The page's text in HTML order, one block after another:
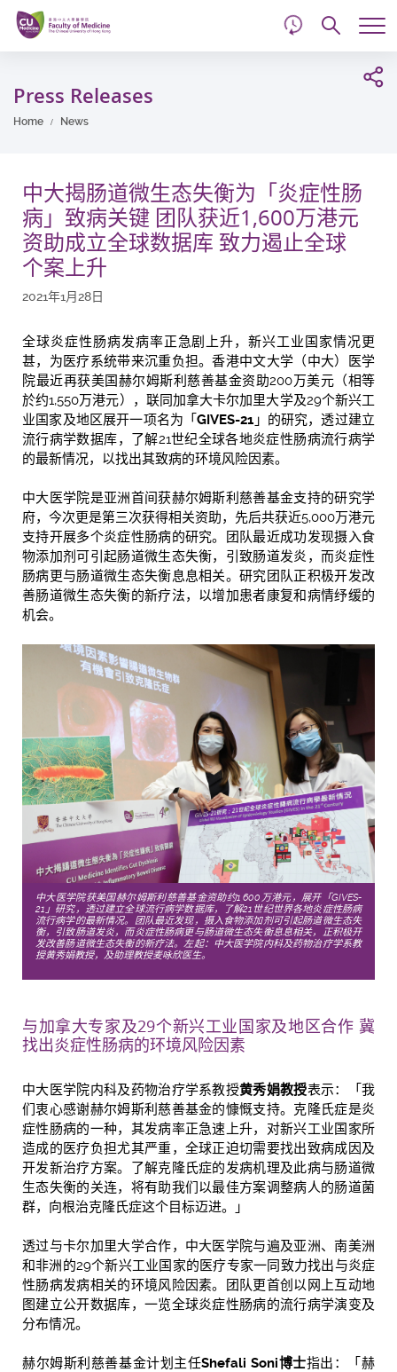
Skip
main
content
Press Releases
Home News
中大揭肠道微生态失衡为「炎症性肠
病」致病关键 团队获近1,600万港元
资助成立全球数据库 致力遏止全球
个案上升
2021年1月28日
全球炎症性肠病发病率正急剧上升，新兴工业国家情况更
甚，为医疗系统带来沉重负担。香港中文大学（中大）医学
院最近再获美国赫尔姆斯利慈善基金资助200万美元（相等
於约1,550万港元），联同加拿大卡尔加里大学及29个新兴工
业国家及地区展开一项名为「GIVES-21 」的研究，透过建立
流行病学数据库，了解21世纪全球各地炎症性肠病流行病学
的最新情况，以找出其致病的环境风险因素。
中大医学院是亚洲首间获赫尔姆斯利慈善基金支持的研究学
府，今次更是第三次获得相关资助，先后共获近5,000万港元
支持开展多个炎症性肠病的研究。团队最近成功发现摄入食
物添加剂可引起肠道微生态失衡，引致肠道发炎，而炎症性
肠病更与肠道微生态失衡息息相关。研究团队正积极开发改
善肠道微生态失衡的新疗法，以增加患者康复和病情纾缓的
机会。
中大医学院获美国赫尔姆斯利慈善基金资助约1,600万港元，展开「GIVES-
21」研究，透过建立全球流行病学数据库，了解21世纪世界各地炎症性肠病
流行病学的最新情况。团队最近发现，摄入食物添加剂可引起肠道微生态失
衡，引致肠道发炎，而炎症性肠病更与肠道微生态失衡息息相关，正积极开
发改善肠道微生态失衡的新疗法。左起：中大医学院内科及药物治疗学系教
授黄秀娟教授，及助理教授麦咏欣医生。
与加拿大专家及29个新兴工业国家及地区合作 冀
找出炎症性肠病的环境风险因素
中大医学院内科及药物治疗学系教授黄秀娟教授表示：「我
们衷心感谢赫尔姆斯利慈善基金的慷慨支持。克隆氏症是炎
症性肠病的一种，其发病率正急速上升，对新兴工业国家所
造成的医疗负担尤其严重，全球正迫切需要找出致病成因及
开发新治疗方案。了解克隆氏症的发病机理及此病与肠道微
生态失衡的关连，将有助我们以最佳方案调整病人的肠道菌
群，向根治克隆氏症这个目标迈进。」
透过与卡尔加里大学合作，中大医学院与遍及亚洲、南美洲
和非洲的29个新兴工业国家的医疗专家一同致力找出与炎症
性肠病发病相关的环境风险因素。团队更首创以网上互动地
图建立公开数据库，一览全球炎症性肠病的流行病学演变及
分布情况。
赫尔姆斯利慈善基金计划主任Shefali Soni博士指出：「赫